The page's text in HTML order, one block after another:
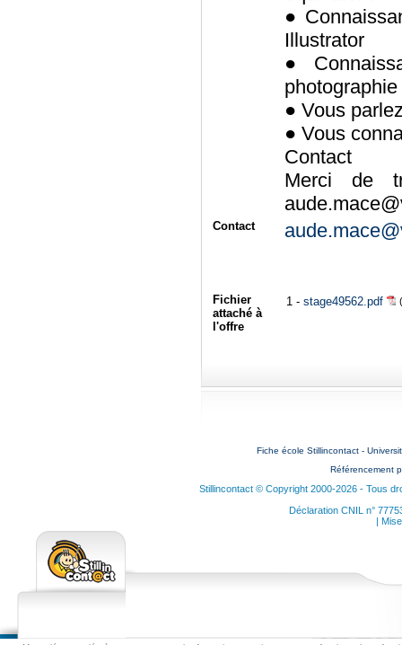
●
Illustrator
●
photographie
● Vous
● Vous
Contact
Merci de
Contact
Fichier
attaché à
l'offre
1 - stage49562.pdf
Fiche école Stillincontact -
Référencement
Stillincontact © Copyright 2000-2026 - Tous
Déclaration CNIL n°
|